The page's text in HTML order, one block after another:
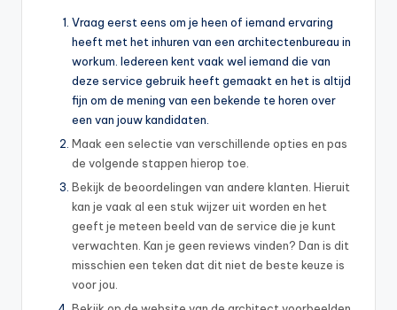
Vraag eerst eens om je heen of iemand ervaring
heeft met het inhuren van een architectenbureau in
workum. Iedereen kent vaak wel iemand die van
deze service gebruik heeft gemaakt en het is altijd
fijn om de mening van een bekende te horen over
een van jouw kandidaten.
Maak een selectie van verschillende opties en pas
de volgende stappen hierop toe.
Bekijk de beoordelingen van andere klanten. Hieruit
kan je vaak al een stuk wijzer uit worden en het
geeft je meteen beeld van de service die je kunt
verwachten. Kan je geen reviews vinden? Dan is dit
misschien een teken dat dit niet de beste keuze is
voor jou.